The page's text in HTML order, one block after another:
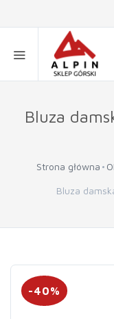
Bluza
Strona główna
Bluza
-40%